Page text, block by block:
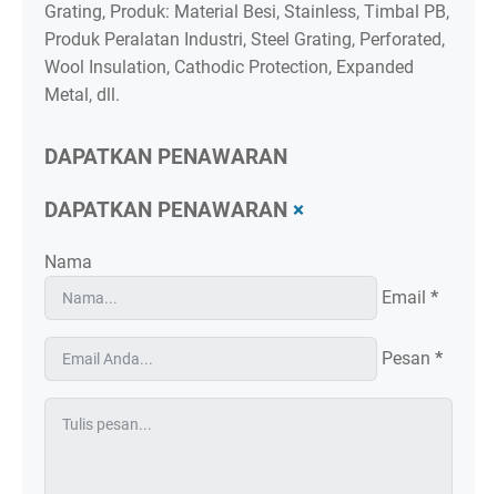
Grating, Produk: Material Besi, Stainless, Timbal PB,
Produk Peralatan Industri, Steel Grating, Perforated,
Wool Insulation, Cathodic Protection, Expanded
Metal, dll.
DAPATKAN PENAWARAN
DAPATKAN PENAWARAN ×
Nama
Email *
Pesan *